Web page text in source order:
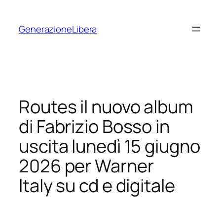
contenuto
GenerazioneLibera
Routes il nuovo album
di Fabrizio Bosso in
uscita lunedì 15 giugno
2026 per Warner
Italy su cd e digitale